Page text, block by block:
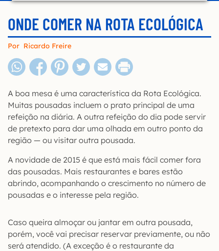
ONDE COMER NA ROTA ECOLÓGICA
Por Ricardo Freire
A boa mesa é uma característica da Rota Ecológica.
Muitas pousadas incluem o prato principal de uma
refeição na diária. A outra refeição do dia pode servir
de pretexto para dar uma olhada em outro ponto da
região — ou visitar outra pousada.
A novidade de 2015 é que está mais fácil comer fora
das pousadas. Mais restaurantes e bares estão
abrindo, acompanhando o crescimento no número de
pousadas e o interesse pela região.
Caso queira almoçar ou jantar em outra pousada,
porém, você vai precisar reservar previamente, ou não
será atendido. (A exceção é o restaurante da